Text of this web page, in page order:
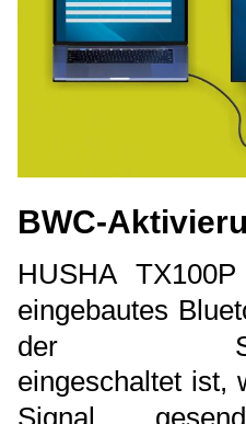
BWC-
HUSHA
eingebautes
der
eingeschaltet ist,
Signal